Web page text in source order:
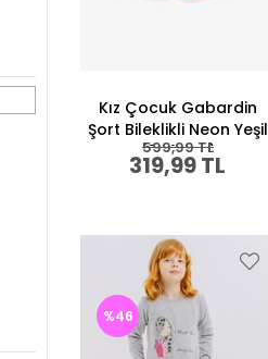
Kız Çocuk Gabardin
Şort Bileklikli Neon Yeşil
(3-4 Yaş)
319,99 TL
599,99 TL
%46